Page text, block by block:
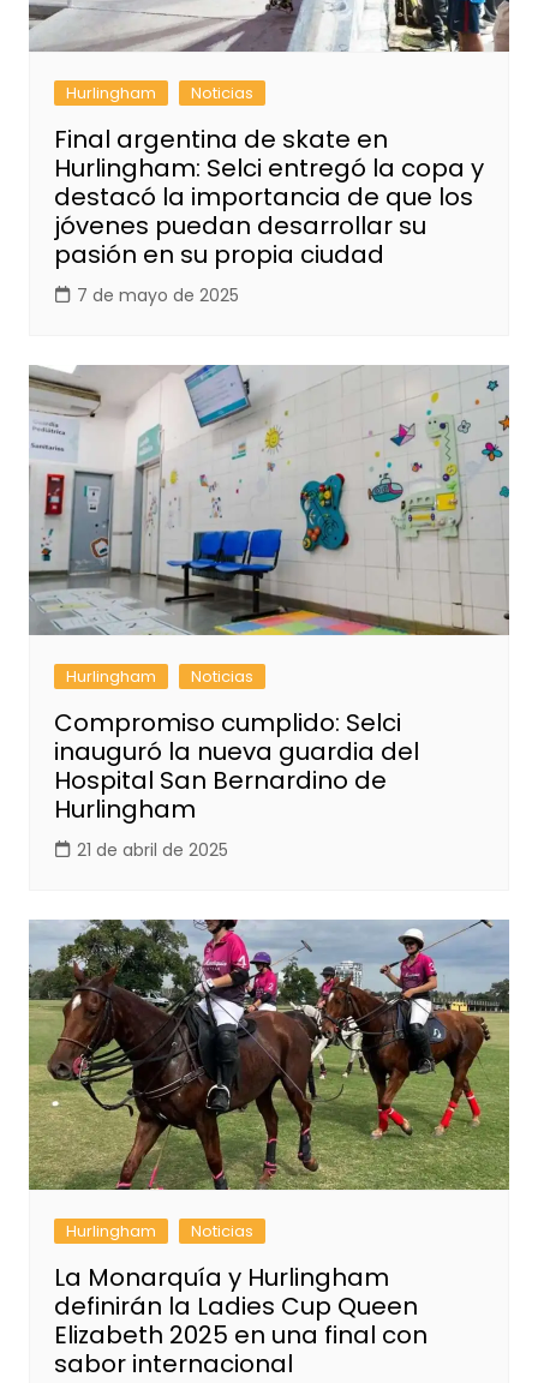
Hurlingham Noticias
Final argentina de skate en
Hurlingham: Selci entregó la copa y
destacó la importancia de que los
jóvenes puedan desarrollar su
pasión en su propia ciudad
7 de mayo de 2025
Hurlingham Noticias
Compromiso cumplido: Selci
inauguró la nueva guardia del
Hospital San Bernardino de
Hurlingham
21 de abril de 2025
Hurlingham Noticias
La Monarquía y Hurlingham
definirán la Ladies Cup Queen
Elizabeth 2025 en una final con
sabor internacional